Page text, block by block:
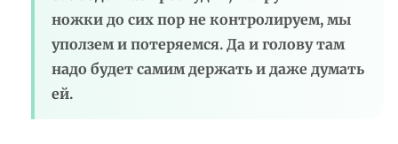
ножки до сих пор не контролируем, мы
уползем и потеряемся. Да и голову там
надо будет самим держать и даже думать
ей.